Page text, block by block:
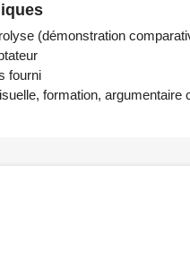
(démonstration
fourni
formation, argumentaire